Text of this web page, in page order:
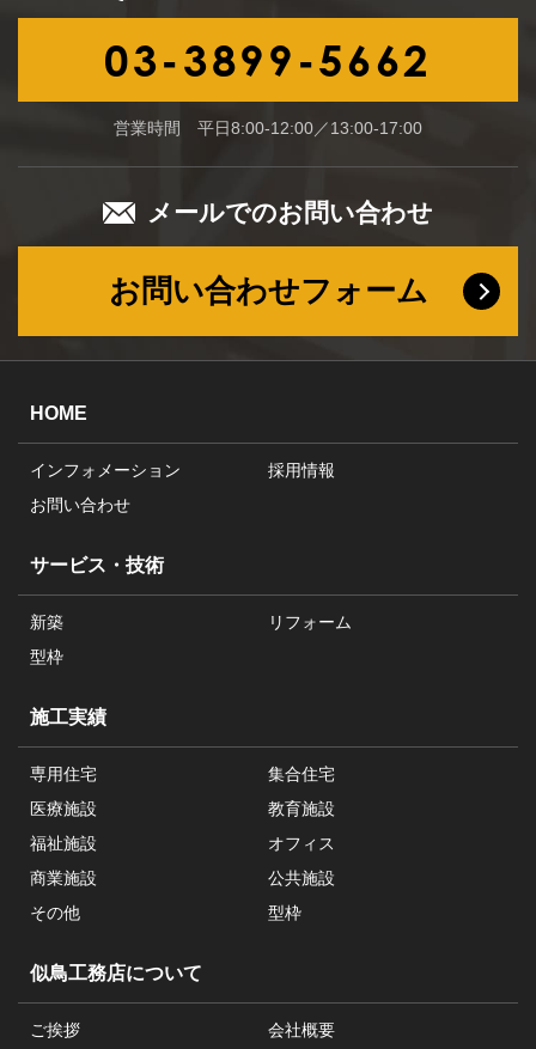
03-3899-5662
営業時間 平日8:00-12:00／13:00-17:00
メールでのお問い合わせ
お問い合わせフォーム
HOME
インフォメーション
採用情報
お問い合わせ
サービス・技術
新築
リフォーム
型枠
施工実績
専用住宅
集合住宅
医療施設
教育施設
福祉施設
オフィス
商業施設
公共施設
その他
型枠
似鳥工務店について
ご挨拶 会社概要